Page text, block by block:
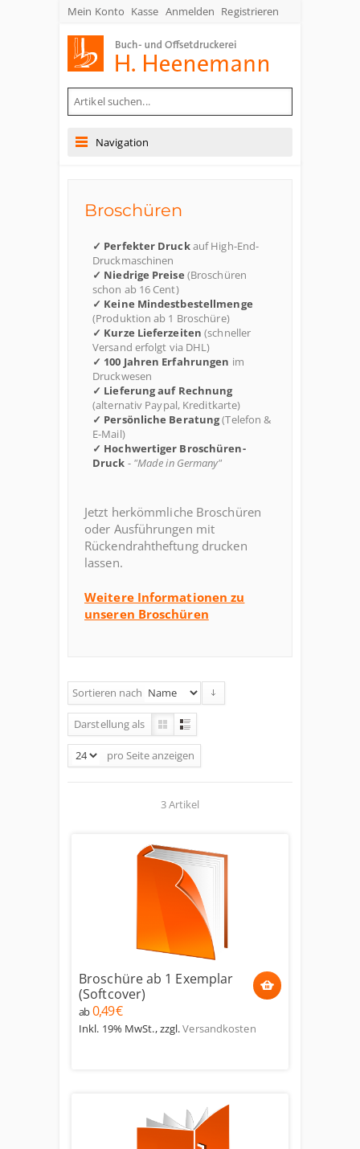
Mein Konto Kasse Anmelden Registrieren
Navigation
Broschüren
✓ Perfekter Druckauf High-End-
Druckmaschinen
✓ Niedrige Preise (Broschüren
schon ab 16 Cent)
✓ Keine Mindestbestellmenge
(Produktion ab 1 Broschüre)
✓ Kurze Lieferzeiten (schneller
Versand erfolgt via DHL)
✓ 100 Jahren Erfahrungen im
Druckwesen
✓ Lieferung auf Rechnung
(alternativ Paypal, Kreditkarte)
✓ Persönliche Beratung(Telefon &
E-Mail)
✓ Hochwertiger Broschüren-
Druck - "Made in Germany"
Jetzt herkömmliche Broschüren
oder Ausführungen mit
Rückendrahtheftung drucken
lassen.
Weitere Informationen zu
unseren Broschüren
Sortieren nach
Darstellung als
pro Seiteanzeigen
3 Artikel
Broschüre ab 1 Exemplar
(Softcover)
ab 0,49 €
Inkl. 19% MwSt.,zzgl.Versandkosten